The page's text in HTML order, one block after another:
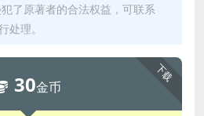
了原著者的合法权益，可联系
处理。
下载
30金币